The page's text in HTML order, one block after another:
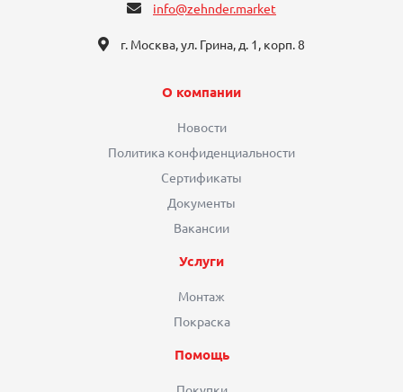
info@zehnder.market
г. Москва, ул. Грина, д. 1, корп. 8
О компании
Новости
Политика конфиденциальности
Сертификаты
Документы
Вакансии
Услуги
Монтаж
Покраска
Помощь